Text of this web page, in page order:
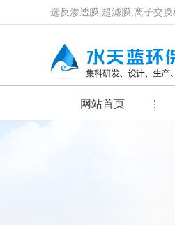
选反渗透膜,超滤膜,离子交
网站首页